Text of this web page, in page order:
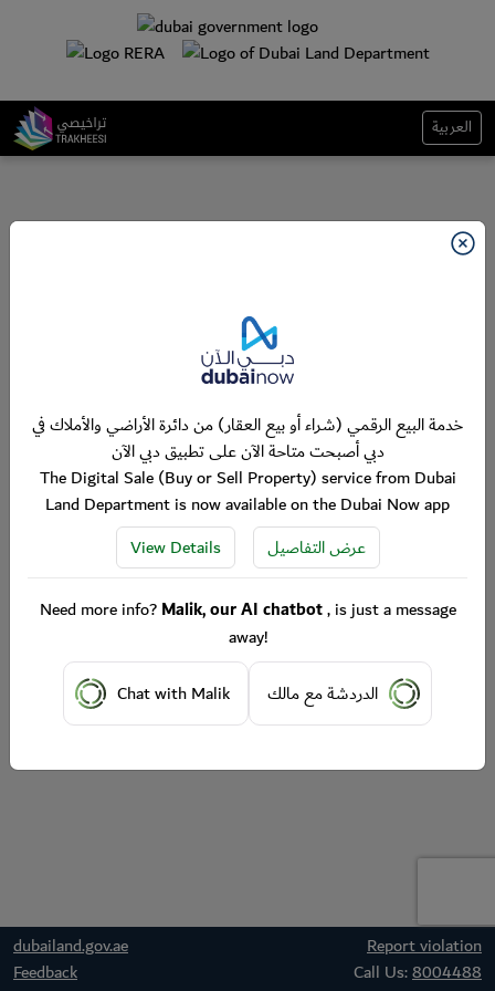
العربية
dubailand.gov.ae
Report violation
Feedback
Call Us:8004488
خدمة البيع الرقمي (شراء أو بيع العقار) من دائرة الأراضي والأملاك في
دبي أصبحت متاحة الآن على تطبيق دبي الآن
The Digital Sale (Buy or Sell Property) service from Dubai
Land Department is now available on the Dubai Now app
View Details
عرض التفاصيل
Need more info?Malik, our AI chatbot, is just a message
away!
Chat with Malik
الدردشة مع مالك